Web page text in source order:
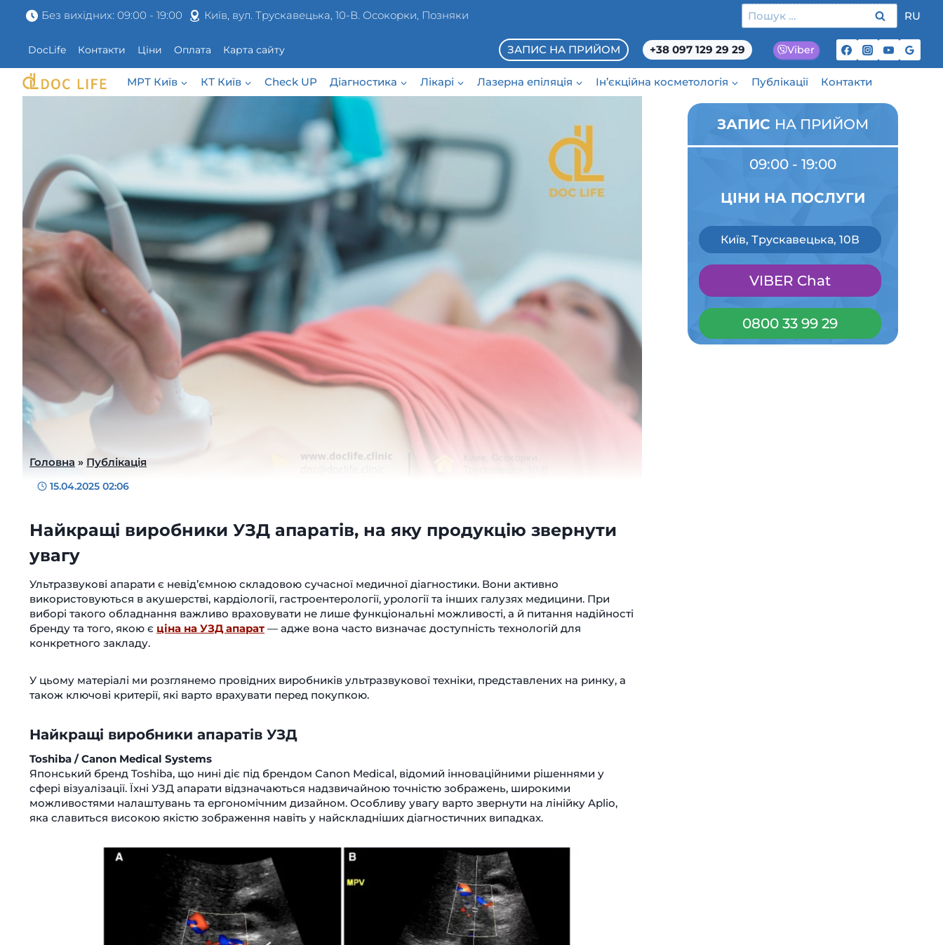
Перейти
Без вихідних: 09:00 - 19:00 Київ, вул. Трускавецька, 10-В. Осокорки, Позняки Пошук: RU
DocLife Контакти Ціни Оплата Карта сайту ЗАПИС НА ПРИЙОМ +38 097 129 29 29 Viber
МРТ Київ КТ Київ Check UP Діагностика Лікарі Лазерна епіляція Ін’єкційна косметологія Публікації Контакти
Головна » Публікація
15.04.2025 02:06
Найкращі виробники УЗД апаратів, на яку продукцію звернути
увагу
Ультразвукові апарати є невід’ємною складовою сучасної медичної діагностики. Вони активно
використовуються в акушерстві, кардіології, гастроентерології, урології та інших галузях медицини. При
виборі такого обладнання важливо враховувати не лише функціональні можливості, а й питання надійності
бренду та того, якою є ціна на УЗД апарат — адже вона часто визначає доступність технологій для
конкретного закладу.
У цьому матеріалі ми розглянемо провідних виробників ультразвукової техніки, представлених на ринку, а
також ключові критерії, які варто врахувати перед покупкою.
Найкращі виробники апаратів УЗД
Toshiba / Canon Medical Systems
Японський бренд Toshiba, що нині діє під брендом Canon Medical, відомий інноваційними рішеннями у
сфері візуалізації. Їхні УЗД апарати відзначаються надзвичайною точністю зображень, широкими
можливостями налаштувань та ергономічним дизайном. Особливу увагу варто звернути на лінійку Aplio,
яка славиться високою якістю зображення навіть у найскладніших діагностичних випадках.
ЗАПИС НА ПРИЙОМ
09:00 - 19:00
ЦІНИ НА ПОСЛУГИ
Київ, Трускавецька, 10В
VIBER Chat
0800 33 99 29